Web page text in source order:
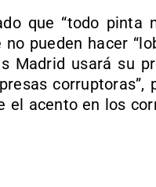
que “todo pinta
pueden hacer
Madrid usará su
corruptoras”,
el acento en los